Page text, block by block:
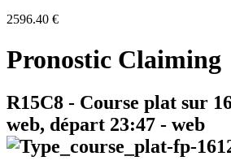
2596.40 €
Pronostic Claiming
R15C8 - Course plat sur
web, départ 23:47 - web